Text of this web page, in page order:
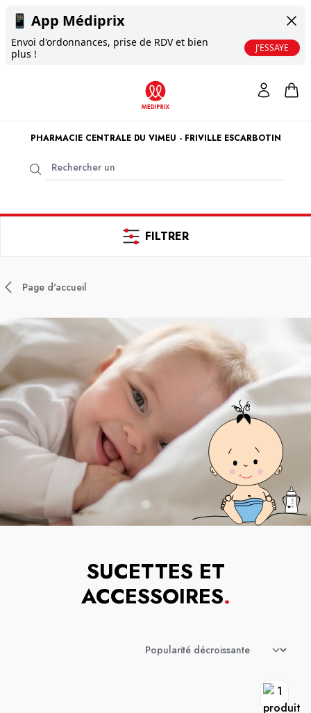
📱 App Médiprix
Envoi d'ordonnances, prise de RDV et bien
plus !
J'ESSAYE
PHARMACIE CENTRALE DU VIMEU - FRIVILLE ESCARBOTIN
FILTRER
Page d'accueil
SUCETTES ET
ACCESSOIRES.